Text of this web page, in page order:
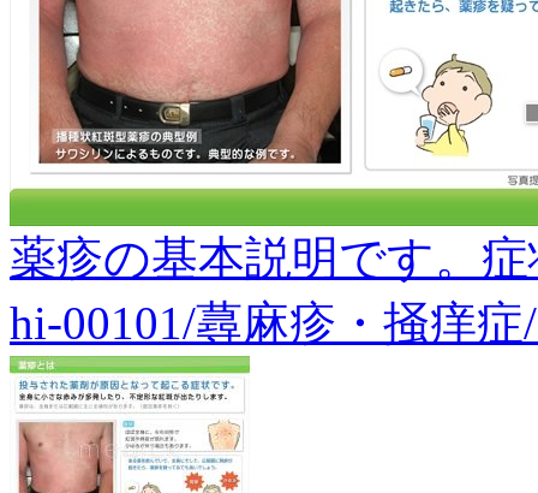
薬疹の基本説明です。
hi-00101/蕁麻疹・掻痒